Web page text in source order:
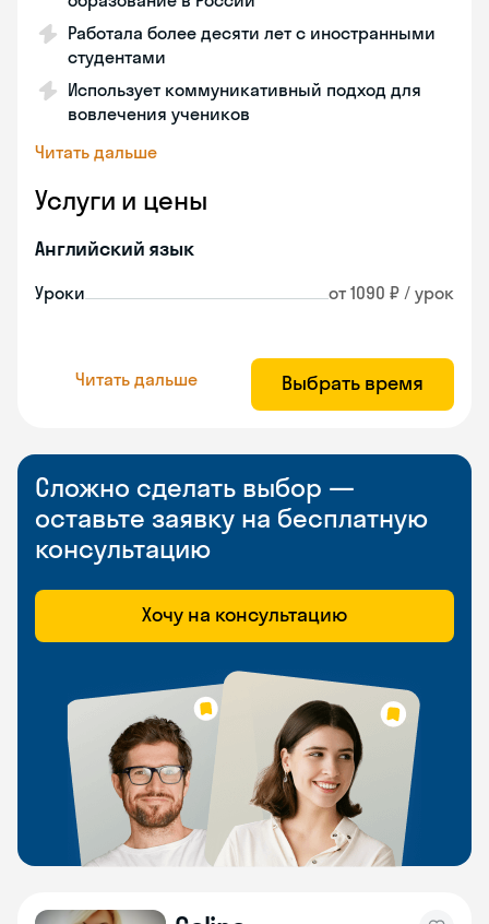
Работала более десяти лет с иностранными
студентами
Использует коммуникативный подход для
вовлечения учеников
Читать дальше
Услуги и цены
Английский язык
Уроки от 1090 ₽ / урок
Читать дальше Выбрать время
Сложно сделать выбор —
оставьте заявку на бесплатную
консультацию
Хочу на консультацию